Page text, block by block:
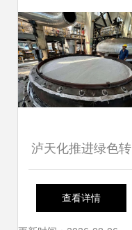
泸天化推进绿色转
型 新型氧化亚氮减
查看详情